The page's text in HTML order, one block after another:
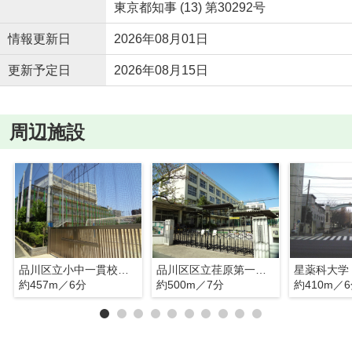
東京都知事 (13) 第30292号
情報更新日 2026年08月01日
更新予定日 2026年08月15日
周辺施設
約457m／6分
品川区区立荏原第一中学校
約500m／7分
星薬科大学
約410m／